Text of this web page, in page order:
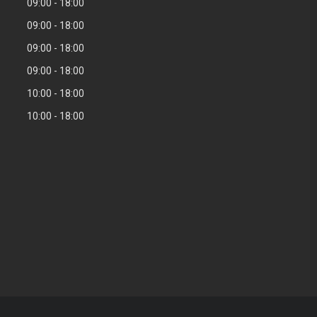
09:00
18:00
09:00
18:00
09:00
18:00
09:00
18:00
10:00
18:00
10:00 18:00